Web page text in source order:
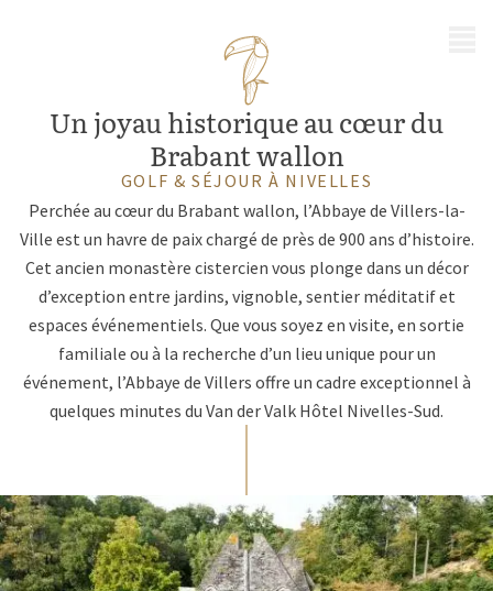
Un joyau historique au cœur du
Brabant wallon
GOLF & SÉJOUR À NIVELLES
Perchée au cœur du Brabant wallon, l’Abbaye de Villers-la-
Ville est un havre de paix chargé de près de 900 ans d’histoire.
Cet ancien monastère cistercien vous plonge dans un décor
d’exception entre jardins, vignoble, sentier méditatif et
espaces événementiels. Que vous soyez en visite, en sortie
familiale ou à la recherche d’un lieu unique pour un
événement, l’Abbaye de Villers offre un cadre exceptionnel à
quelques minutes du Van der Valk Hôtel Nivelles-Sud.